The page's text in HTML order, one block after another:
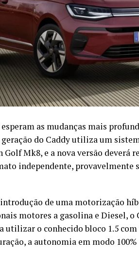
as mudanças mais
do Caddy utiliza um
Mk8, e a nova versão deverá
independente, provavelmente
de uma motorização
motores a gasolina e Diesel, o
utilizar o conhecido bloco 1.5
a autonomia em modo